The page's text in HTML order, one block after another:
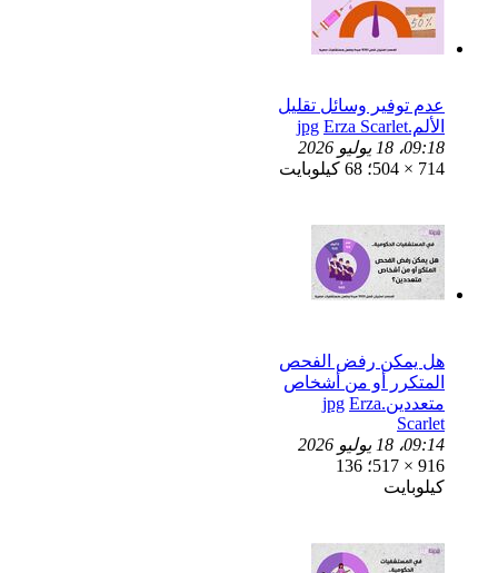
عدم توفير وسائل تقليل
الألم.jpgErza Scarlet
09:18، 18 يوليو 2026
714 × 504؛ 68 كيلوبايت
هل يمكن رفض الفحص
المتكرر أو من أشخاص
متعددين.jpgErza
Scarlet
09:14، 18 يوليو 2026
916 × 517؛ 136
كيلوبايت